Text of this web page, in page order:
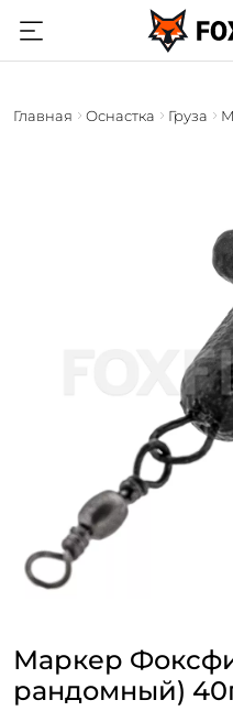
Главная Оснастка Груза
Маркер
рандомный)